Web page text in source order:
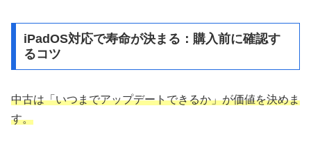
iPadOS対応で寿命が決まる：購入前に確認す
るコツ
中古は「いつまでアップデートできるか」が価値を決めま
す。